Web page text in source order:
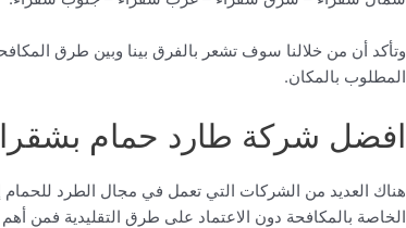
وتأكد أن من خلالنا سوف تشعر بالفرق بينا وبين طرق
المطلوب بالمكان.
افضل شركة طارد حمام
هناك العديد من الشركات التي تعمل في مجال الطرد للحمام
الخاصة بالمكافحة دون الاعتماد على طرق التقليدية فمن أهم